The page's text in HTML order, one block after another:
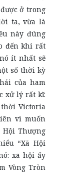
ở trong
ta, vừa là
này đúng
đến khi rất
ít nhất sẽ
số thời kỳ
của ham
xử lý rất kĩ:
Victoria
vì muốn
Hội Thượng
“Xã Hội
xã hội ấy
Vòng Tròn